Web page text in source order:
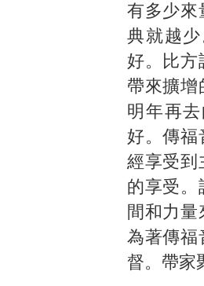
有多少來
典就越
好。比方
帶來擴增
明年再
好。傳福
經享受到
的享受。
間和力
為著傳福
督。帶家